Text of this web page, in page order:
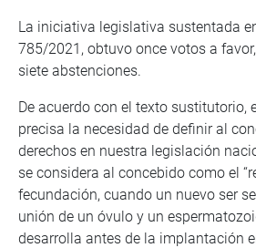
La iniciativa legislativa sustentada
785/2021, obtuvo once votos a
siete abstenciones.
De acuerdo con el texto sustitutorio,
precisa la necesidad de definir al
derechos en nuestra legislación
se considera al concebido como el
fecundación, cuando un nuevo ser
unión de un óvulo y un
desarrolla antes de la implantación